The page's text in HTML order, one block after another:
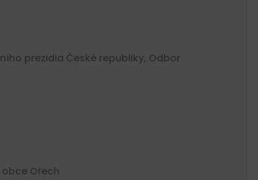
prezidia České republiky, Odbor
Ořech